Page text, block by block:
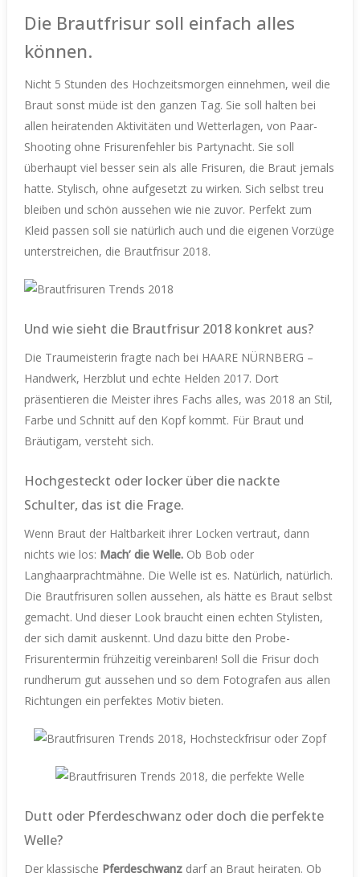
Die Brautfrisur soll einfach alles
können.
Nicht 5 Stunden des Hochzeitsmorgen einnehmen, weil die
Braut sonst müde ist den ganzen Tag. Sie soll halten bei
allen heiratenden Aktivitäten und Wetterlagen, von Paar-
Shooting ohne Frisurenfehler bis Partynacht. Sie soll
überhaupt viel besser sein als alle Frisuren, die Braut jemals
hatte. Stylisch, ohne aufgesetzt zu wirken. Sich selbst treu
bleiben und schön aussehen wie nie zuvor. Perfekt zum
Kleid passen soll sie natürlich auch und die eigenen Vorzüge
unterstreichen, die Brautfrisur 2018.
Und wie sieht die Brautfrisur 2018 konkret aus?
Die Traumeisterin fragte nach bei HAARE NÜRNBERG –
Handwerk, Herzblut und echte Helden 2017. Dort
präsentieren die Meister ihres Fachs alles, was 2018 an Stil,
Farbe und Schnitt auf den Kopf kommt. Für Braut und
Bräutigam, versteht sich.
Hochgesteckt oder locker über die nackte
Schulter, das ist die Frage.
Wenn Braut der Haltbarkeit ihrer Locken vertraut, dann
nichts wie los: Mach’ die Welle. Ob Bob oder
Langhaarprachtmähne. Die Welle ist es. Natürlich, natürlich.
Die Brautfrisuren sollen aussehen, als hätte es Braut selbst
gemacht. Und dieser Look braucht einen echten Stylisten,
der sich damit auskennt. Und dazu bitte den Probe-
Frisurentermin frühzeitig vereinbaren! Soll die Frisur doch
rundherum gut aussehen und so dem Fotografen aus allen
Richtungen ein perfektes Motiv bieten.
Dutt oder Pferdeschwanz oder doch die perfekte
Welle?
Der klassische Pferdeschwanz darf an Braut heiraten. Ob